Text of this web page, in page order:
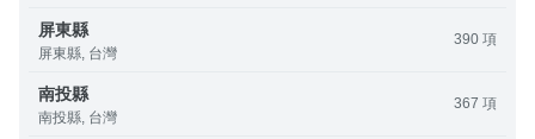
屏東縣
屏東縣, 台灣
390 項
南投縣
南投縣, 台灣
367 項